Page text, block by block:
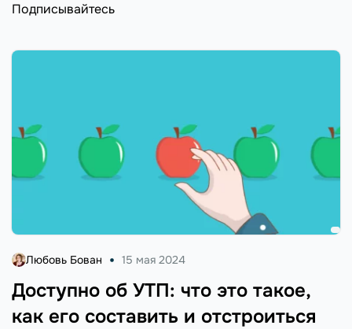
Подписывайтесь
Доступно об УТП: что это такое,
как его составить и отстроиться
Любовь Бован 15 мая 2024